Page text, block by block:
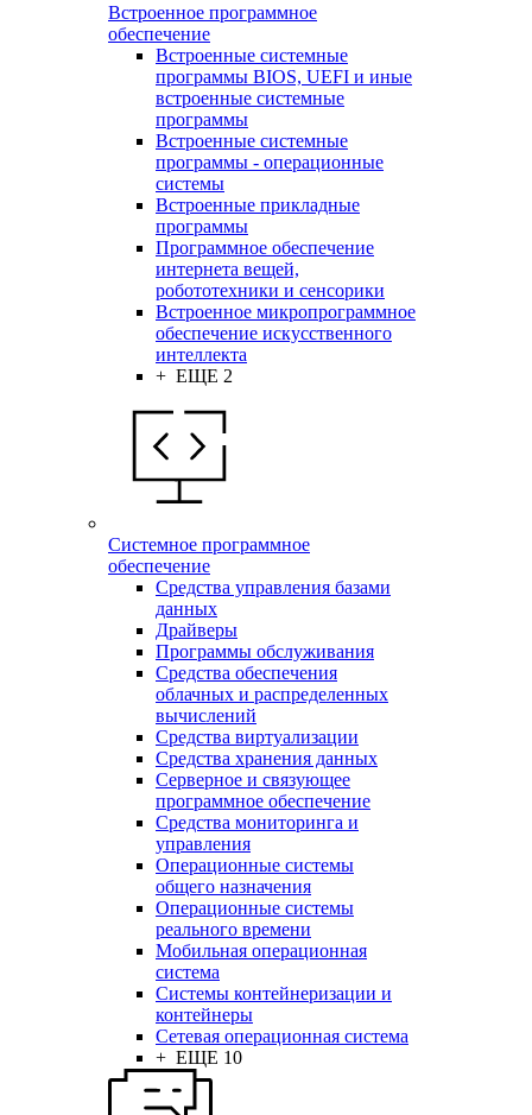
Встроенное программное
обеспечение
Встроенные системные
программы BIOS, UEFI и иные
встроенные системные
программы
Встроенные системные
программы - операционные
системы
Встроенные прикладные
программы
Программное обеспечение
интернета вещей,
робототехники и сенсорики
Встроенное микропрограммное
обеспечение искусственного
интеллекта
+ ЕЩЕ 2
Системное программное
обеспечение
Средства управления базами
данных
Драйверы
Программы обслуживания
Средства обеспечения
облачных и распределенных
вычислений
Средства виртуализации
Средства хранения данных
Серверное и связующее
программное обеспечение
Средства мониторинга и
управления
Операционные системы
общего назначения
Операционные системы
реального времени
Мобильная операционная
система
Системы контейнеризации и
контейнеры
Сетевая операционная система
+ ЕЩЕ 10